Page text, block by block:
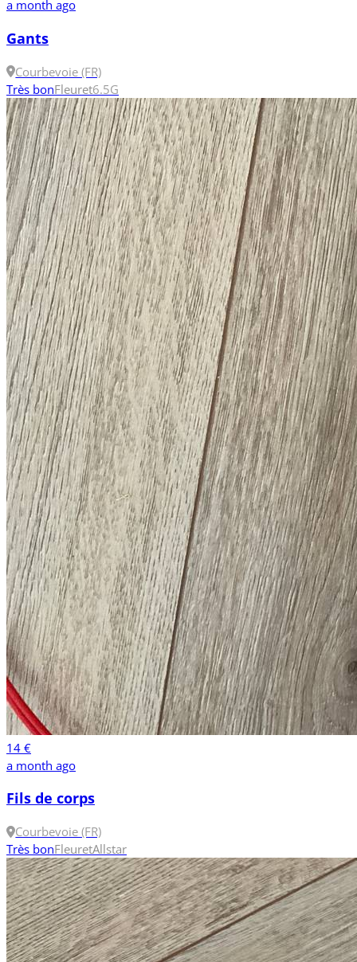
a month ago
Gants
Courbevoie (FR)
Très bonFleuret6.5G
14 €
a month ago
Fils de corps
Courbevoie (FR)
Très bonFleuretAllstar